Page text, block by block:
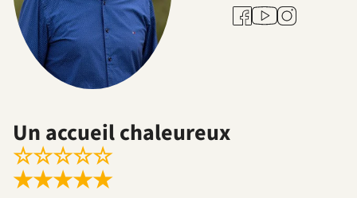
Facebook
YoutubeInstagram
Un accueil chaleureux
☆☆☆☆☆
★★★★★